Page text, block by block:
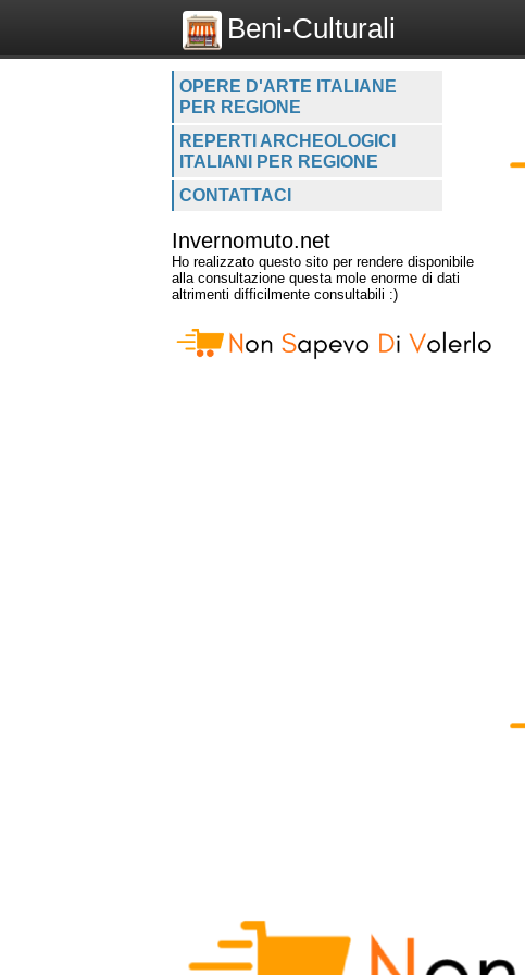
Beni-Culturali
OPERE D'ARTE ITALIANE
PER REGIONE
REPERTI ARCHEOLOGICI
ITALIANI PER REGIONE
CONTATTACI
Invernomuto.net
Ho realizzato questo sito per rendere disponibile
alla consultazione questa mole enorme di dati
altrimenti difficilmente consultabili :)